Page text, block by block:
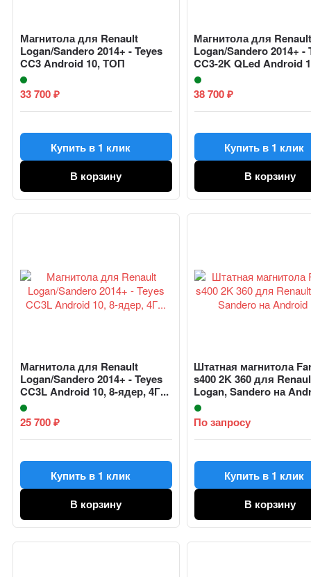
Магнитола для Renault
Logan/Sandero 2014+ - Teyes
CC3 Android 10, ТОП
процесс...
33 700₽
Купить в 1 клик
В корзину
Магнитола для
Logan/Sandero 2014+ -
CC3-2K QLed Android
ТОП...
38 700₽
Купить в 1 клик
В корзину
Магнитола для Renault
Logan/Sandero 2014+ - Teyes
CC3L Android 10, 8-ядер, 4Г...
25 700₽
Купить в 1 клик
В корзину
Штатная магнитола
s400 2K 360 для
Logan, Sandero на
По запросу
Купить в 1 клик
В корзину